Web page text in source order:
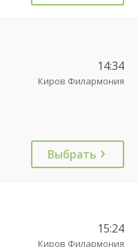
14:34
Киров Филармония
Выбрать
15:24
Киров Филармония